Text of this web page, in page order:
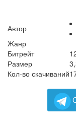
Автор
Жанр
Битрейт
Размер
Кол-во скачиваний